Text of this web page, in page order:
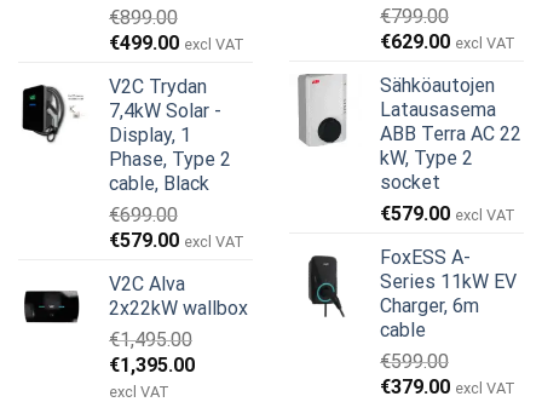
€899.00
Alkuperäinen
oli:
€899.00.
€499.00Nykyinen
on:
€499.00.
excl VAT
V2C Trydan
7,4kW Solar -
Display, 1
Phase, Type 2
cable, Black
€699.00
Alkuperäinen
oli:
€699.00.
€579.00Nykyinen
on:
€579.00.
excl VAT
V2C Alva
2x22kW wallbox
€1,495.00
Alkuperäinen
hinta
€1,395.00Nykyinen
excl VAT
€799.00
Alkuperäinen
oli:
€799.00.
€629.00Nykyinen
on:
€629.00.
excl VAT
Sähköautojen
Latausasema
ABB Terra AC 22
kW, Type 2
socket
€579.00 excl VAT
FoxESS A-
Series 11kW EV
Charger, 6m
cable
€599.00
Alkuperäinen
€379.00Nykyinen
excl VAT